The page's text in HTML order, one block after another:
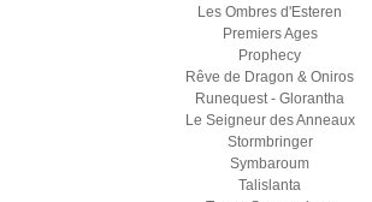
Les Ombres d'Esteren
Premiers Ages
Prophecy
Rêve de Dragon & Oniros
Runequest - Glorantha
Le Seigneur des Anneaux
Stormbringer
Symbaroum
Talislanta